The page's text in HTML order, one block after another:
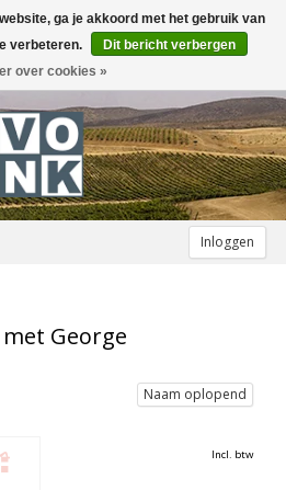
Inloggen
George
Naam oplopend
Incl. btw
ga je akkoord met het gebruik van
verbeteren.
Dit bericht verbergen
over cookies »